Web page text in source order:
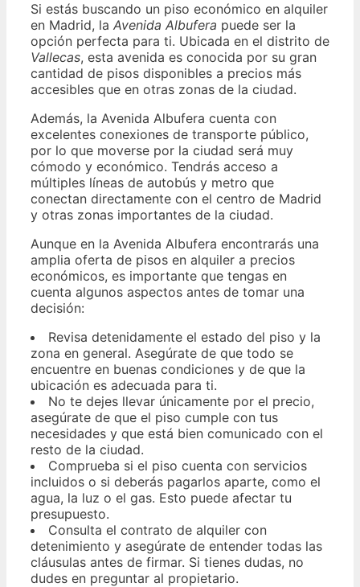
Si estás buscando un piso económico en alquiler
en Madrid, la Avenida Albufera puede ser la
opción perfecta para ti. Ubicada en el distrito de
Vallecas, esta avenida es conocida por su gran
cantidad de pisos disponibles a precios más
accesibles que en otras zonas de la ciudad.
Además, la Avenida Albufera cuenta con
excelentes conexiones de transporte público,
por lo que moverse por la ciudad será muy
cómodo y económico. Tendrás acceso a
múltiples líneas de autobús y metro que
conectan directamente con el centro de Madrid
y otras zonas importantes de la ciudad.
Aunque en la Avenida Albufera encontrarás una
amplia oferta de pisos en alquiler a precios
económicos, es importante que tengas en
cuenta algunos aspectos antes de tomar una
decisión:
Revisa detenidamente el estado del piso y la
zona en general. Asegúrate de que todo se
encuentre en buenas condiciones y de que la
ubicación es adecuada para ti.
No te dejes llevar únicamente por el precio,
asegúrate de que el piso cumple con tus
necesidades y que está bien comunicado con el
resto de la ciudad.
Comprueba si el piso cuenta con servicios
incluidos o si deberás pagarlos aparte, como el
agua, la luz o el gas. Esto puede afectar tu
presupuesto.
Consulta el contrato de alquiler con
detenimiento y asegúrate de entender todas las
cláusulas antes de firmar. Si tienes dudas, no
dudes en preguntar al propietario.